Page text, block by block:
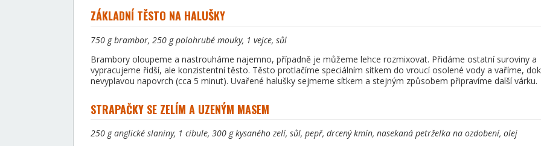
ZÁKLADNÍ TĚSTO NA HALUŠKY
750 g brambor, 250 g polohrubé mouky, 1 vejce, sůl
Brambory oloupeme a nastrouháme najemno, případně je můžeme lehce rozmixovat. Přidáme ostatní suroviny a
vypracujeme řidší, ale konzistentní těsto. Těsto protlačíme speciálním sítkem do vroucí osolené vody a vaříme,
nevyplavou napovrch (cca 5 minut). Uvařené halušky sejmeme sítkem a stejným způsobem připravíme další várku.
STRAPAČKY SE ZELÍM A UZENÝM MASEM
250 g anglické slaniny, 1 cibule, 300 g kysaného zelí, sůl, pepř, drcený kmín, nasekaná petrželka na ozdobení, olej